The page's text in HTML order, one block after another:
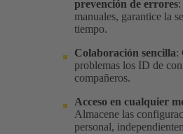
prevención de errores
manuales, garantice la
tiempo.
Colaboración sencilla:
problemas los ID de
compañeros.
Acceso en cualquier
Almacene las
personal,